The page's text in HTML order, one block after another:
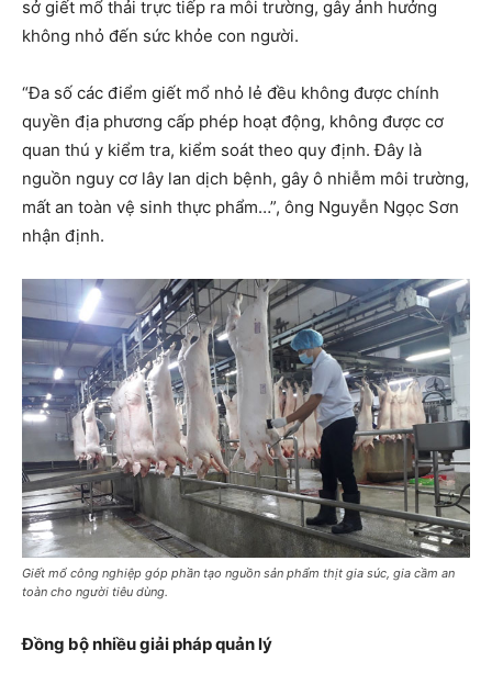
sở giết mổ thải trực tiếp ra môi trường, gây ảnh hưởng
không nhỏ đến sức khỏe con người.
“Đa số các điểm giết mổ nhỏ lẻ đều không được chính
quyền địa phương cấp phép hoạt động, không được cơ
quan thú y kiểm tra, kiểm soát theo quy định. Đây là
nguồn nguy cơ lây lan dịch bệnh, gây ô nhiễm môi trường,
mất an toàn vệ sinh thực phẩm…”, ông Nguyễn Ngọc Sơn
nhận định.
Giết mổ công nghiệp góp phần tạo nguồn sản phẩm thịt gia súc, gia cầm an
toàn cho người tiêu dùng.
Đồng bộ nhiều giải pháp quản lý